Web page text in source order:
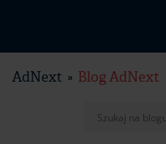
AdNext Blog AdNext